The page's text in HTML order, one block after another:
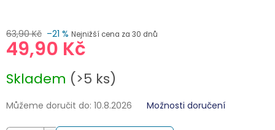
63,90 Kč –21 % Nejnižší cena za 30 dnů
49,90 Kč
cena:
Skladem (>5 ks)
Můžeme doručit do: 10.8.2026 Možnosti doručení